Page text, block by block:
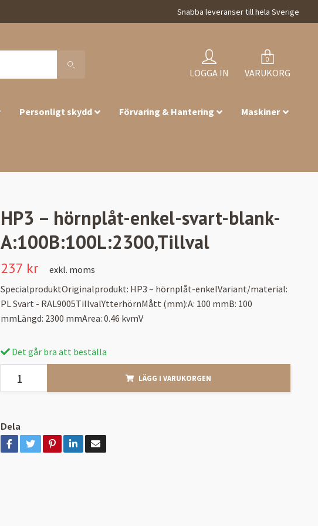
Snabba leveranser till hela Sverige
LOGGA IN
0
VARUKORG
Personligt skydd Förvaring & Hantering Maskiner
HP3 – hörnplåt-enkel-svart-blank-
A:100B:100L:2300,Tillval
237 kr
exkl. moms
SpecialproduktOriginalprodukt: HP3 – hörnplåt-enkelVariant/material:
PL Svart - RAL9005TillvalYtterhörnMått (mm):A: 100 mmB: 100
mmLängd: 2300 mmArea: 0.46 kvmV
Det går bra att beställa
LÄGG I VARUKORGEN
Dela